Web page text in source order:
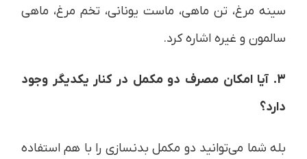
سینه مرغ، تن ماهی، ماست یونانی، تخم مرغ، ماهی
سالمون و غیره اشاره کرد.
3. آیا امکان مصرف دو مکمل در کنار یکدیگر وجود
دارد؟
بله شما می‌توانید دو مکمل بدنسازی را با هم استفاده